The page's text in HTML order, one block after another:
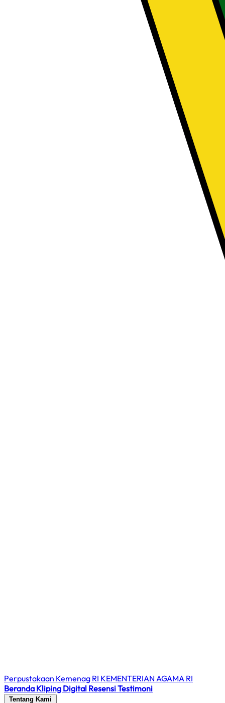
Perpustakaan Kemenag RI KEMENTERIAN AGAMA RI
Beranda Kliping Digital ResensiTestimoni
Tentang Kami